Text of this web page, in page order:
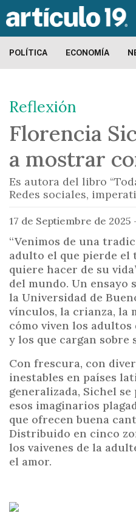
POLÍTICA ECONOMÍA
Reflexión
Florencia
a mostrar
Es autora del libro
Redes sociales,
17 de Septiembre de 2025
“Venimos de una
adulto el que pierde el
quiere hacer de su
del mundo. Un ensayo
la Universidad de
vínculos, la crianza, la
cómo viven los adultos
y los que cargan sobre
Con frescura, con
inestables en países
generalizada, Sichel
esos imaginarios
que ofrecen buena
Distribuido en cinco
los vaivenes de la
el amor.